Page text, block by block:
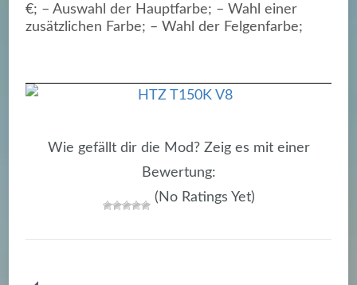
€; – Auswahl der Hauptfarbe; – Wahl einer
zusätzlichen Farbe; – Wahl der Felgenfarbe;
Wie gefällt dir die Mod? Zeig es mit einer
Bewertung:
(No Ratings Yet)